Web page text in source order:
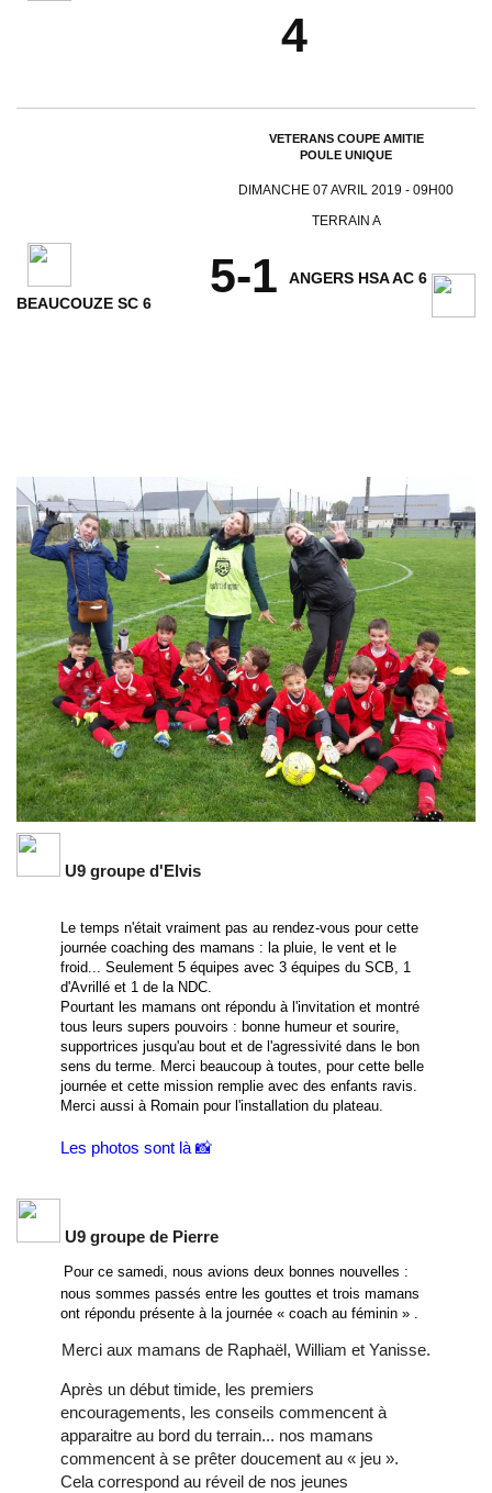
4
VETERANS COUPE AMITIE
POULE UNIQUE
DIMANCHE 07 AVRIL 2019 - 09H00
TERRAIN A
BEAUCOUZE SC 6
5-1 ANGERS HSA AC 6
U9 groupe d'Elvis
Le temps n'était vraiment pas au rendez-vous pour cette
journée coaching des mamans : la pluie, le vent et le
froid... Seulement 5 équipes avec 3 équipes du SCB, 1
d'Avrillé et 1 de la NDC.
Pourtant les mamans ont répondu à l'invitation et montré
tous leurs supers pouvoirs : bonne humeur et sourire,
supportrices jusqu'au bout et de l'agressivité dans le bon
sens du terme. Merci beaucoup à toutes, pour cette belle
journée et cette mission remplie avec des enfants ravis.
Merci aussi à Romain pour l'installation du plateau.
Les photos sont là 📸
U9 groupe de Pierre
Pour ce samedi, nous avions deux bonnes nouvelles :
nous sommes passés entre les gouttes et trois mamans
ont répondu présente à la journée « coach au féminin » .
Merci aux mamans de Raphaël, William et Yanisse.
Après un début timide, les premiers
encouragements, les conseils commencent à
apparaitre au bord du terrain... nos mamans
commencent à se prêter doucement au « jeu ».
Cela correspond au réveil de nos jeunes